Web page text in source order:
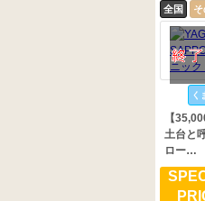
全国
く
【
土台と
ロー…